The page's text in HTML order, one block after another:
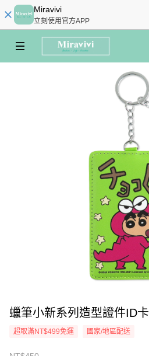
Miravivi
立刻使用官方APP
蠟筆小新系列造型證件ID
超取滿NT$499免運 國家/地區配送